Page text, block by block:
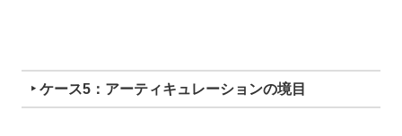
‣ ケース5：アーティキュレーションの境目